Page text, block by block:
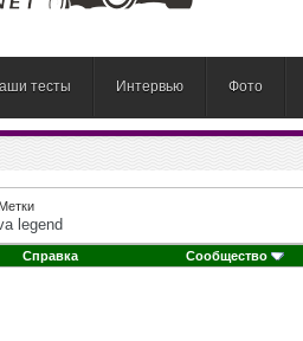
тесты Интервью Фото
Метки
legend
Справка Сообщество